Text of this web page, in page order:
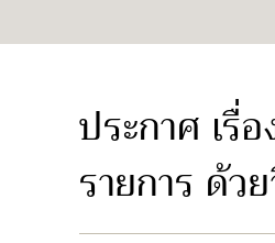
ประกาศ เรื่
รายการ ด้ว